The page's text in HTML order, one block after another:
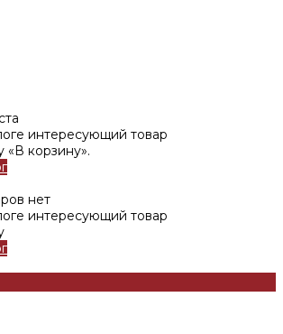
интересующий товар
«В корзину».
нет
интересующий товар